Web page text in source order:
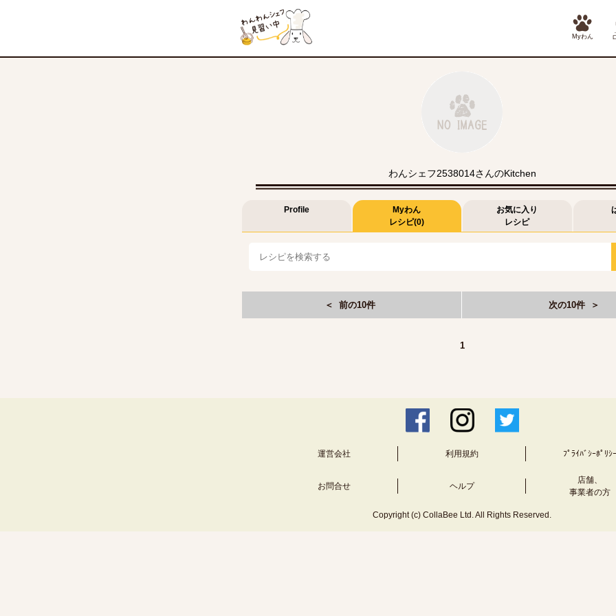
Myわん
わんシェフ2538014さんのKitchen
Profile
Myわん
レシピ(0)
お気に入り
レシピ
＜ 前の10件 次の10件 ＞
1
運営会社 利用規約 ﾌﾟﾗｲﾊﾞｼｰﾎﾟﾘｼｰ
お問合せ ヘルプ
店舗、
事業者の方
Copyright (c) CollaBee Ltd. All Rights Reserved.